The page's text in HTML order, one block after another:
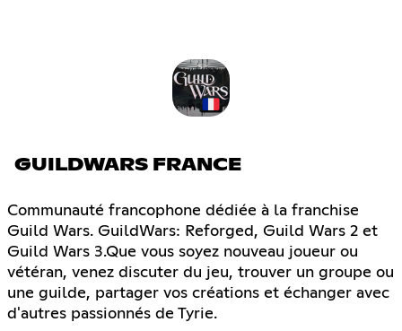
GUILDWARS FRANCE
Communauté francophone dédiée à la franchise
Guild Wars. GuildWars: Reforged, Guild Wars 2 et
Guild Wars 3.Que vous soyez nouveau joueur ou
vétéran, venez discuter du jeu, trouver un groupe ou
une guilde, partager vos créations et échanger avec
d'autres passionnés de Tyrie.